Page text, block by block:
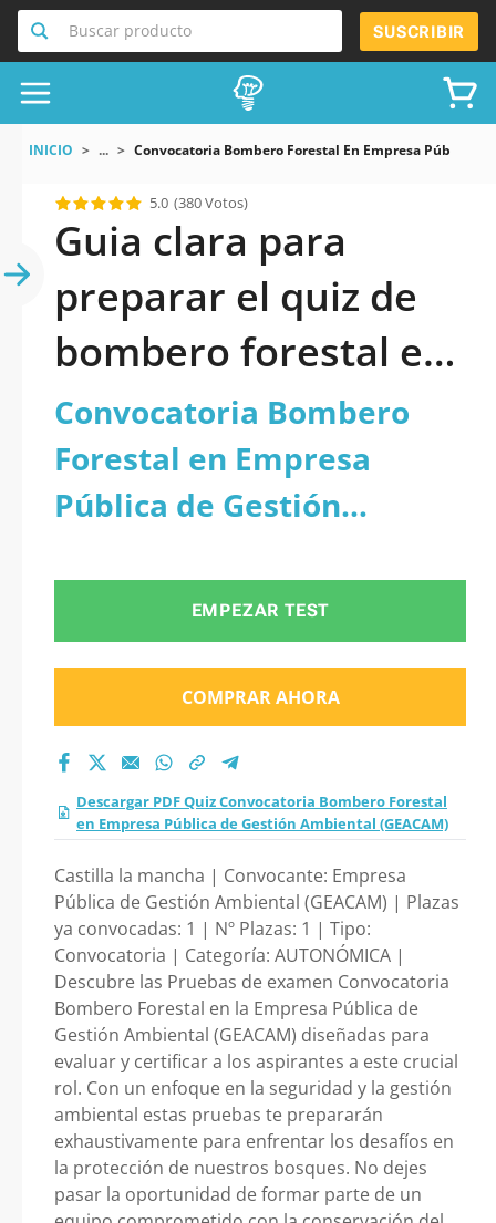
Buscar producto SUSCRIBIR
INICIO ... Convocatoria Bombero Forestal En Empresa Pública
5.0 (380 Votos)
Guia clara para
preparar el quiz de
bombero forestal en
GEACAM
Convocatoria Bombero
Forestal en Empresa
Pública de Gestión
EMPEZAR TEST
COMPRAR AHORA
Descargar PDF Quiz Convocatoria Bombero Forestal
en Empresa Pública de Gestión Ambiental (GEACAM)
Castilla la mancha | Convocante: Empresa
Pública de Gestión Ambiental (GEACAM) | Plazas
ya convocadas: 1 | Nº Plazas: 1 | Tipo:
Convocatoria | Categoría: AUTONÓMICA |
Descubre las Pruebas de examen Convocatoria
Bombero Forestal en la Empresa Pública de
Gestión Ambiental (GEACAM) diseñadas para
evaluar y certificar a los aspirantes a este crucial
rol. Con un enfoque en la seguridad y la gestión
ambiental estas pruebas te prepararán
exhaustivamente para enfrentar los desafíos en
la protección de nuestros bosques. No dejes
pasar la oportunidad de formar parte de un